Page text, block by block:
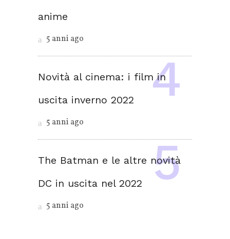
anime
5 anni ago
Novità al cinema: i film in
uscita inverno 2022
5 anni ago
The Batman e le altre novità
DC in uscita nel 2022
5 anni ago